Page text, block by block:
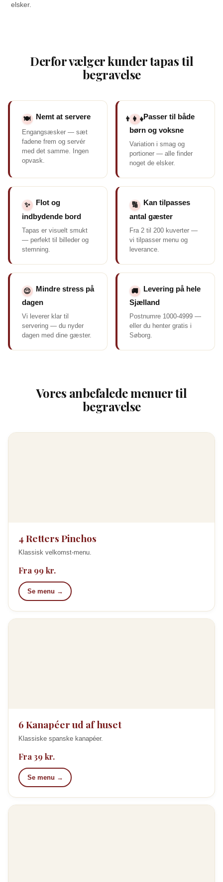
elsker.
Derfor vælger kunder tapas til
begravelse
🍽️ Nemt at servere
Engangsæsker — sæt
fadene frem og servér
med det samme. Ingen
opvask.
👨‍👩‍👧Passer til både
børn og voksne
Variation i smag og
portioner — alle finder
noget de elsker.
✨
Flot og
indbydende bord
Tapas er visuelt smukt
— perfekt til billeder og
stemning.
🔢
Kan tilpasses
antal gæster
Fra 2 til 200 kuverter —
vi tilpasser menu og
leverance.
😌
Mindre stress på
dagen
Vi leverer klar til
servering — du nyder
dagen med dine gæster.
🚚
Levering på hele
Sjælland
Postnumre 1000-4999 —
eller du henter gratis i
Søborg.
Vores anbefalede menuer til
begravelse
4 Retters Pinchos
Klassisk velkomst-menu.
Fra 99 kr.
Se menu →
6 Kanapéer ud af huset
Klassiske spanske kanapéer.
Fra 39 kr.
Se menu →